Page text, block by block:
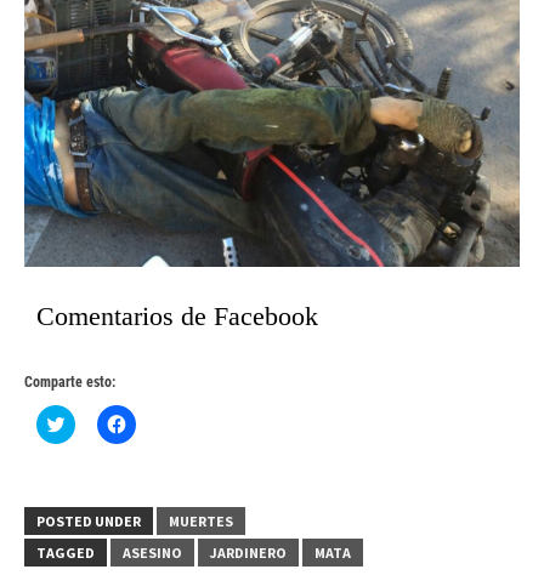
Comentarios de Facebook
Comparte esto:
Haz
clic
(Se
abre
en
una
Haz
clic
(Se
abre
en
una
POSTED UNDER
MUERTES
TAGGED
ASESINO JARDINERO MATA